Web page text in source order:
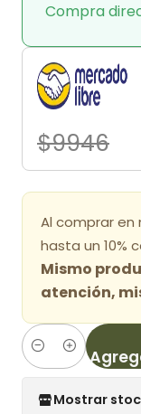
Compra
$9946
Al comprar
hasta un 10%
Mismo
atención,
Cantidad
Mostrar